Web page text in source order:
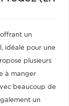
un
idéale pour une
plusieurs
à manger
beaucoup de
un